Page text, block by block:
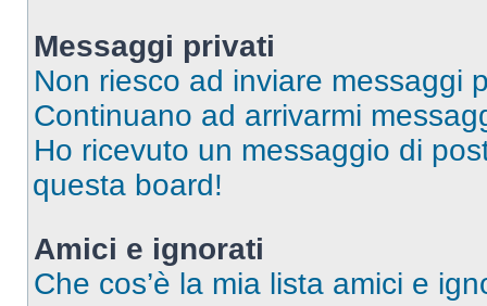
Messaggi privati
Non riesco ad inviare messaggi
Continuano ad arrivarmi
Ho ricevuto un messaggio di
questa board!
Amici e ignorati
Che cos’è la mia lista amici e